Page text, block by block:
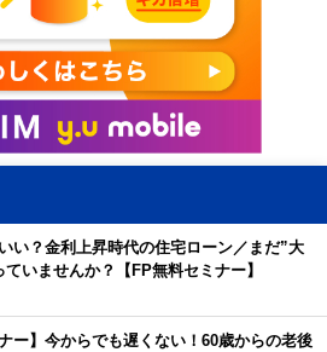
い？金利上昇時代の住宅ローン／まだ”大
ていませんか？【FP無料セミナー】
ー】今からでも遅くない！60歳からの老後